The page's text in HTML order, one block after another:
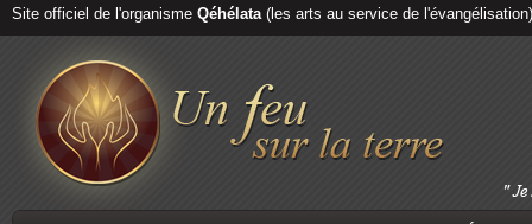
Site officiel de l'organisme Qéhélata(les arts au service de l'évangélisation)